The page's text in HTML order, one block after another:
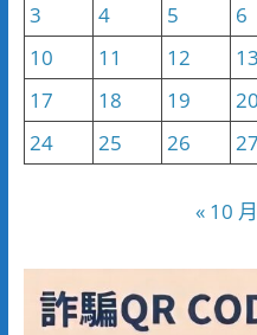
3
4 5 6
10
11 12 13
17
18 19 20
24
25 26 27
« 10 月